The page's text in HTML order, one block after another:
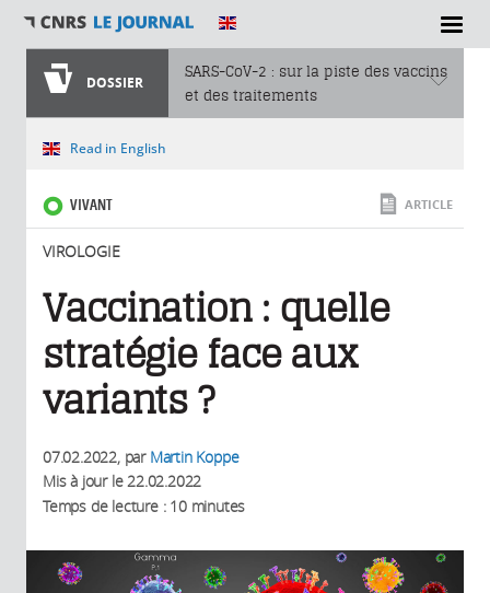
SECTIONS
DOSSIER
SARS-CoV-2 : sur la piste des vaccins
et des traitements
Vous êtes ici
Read in English
VIVANT
VIROLOGIE
ARTICLE
Vaccination : quelle
stratégie face aux
variants ?
07.02.2022, par Martin Koppe
Mis à jour le22.02.2022
Temps de lecture : 10 minutes